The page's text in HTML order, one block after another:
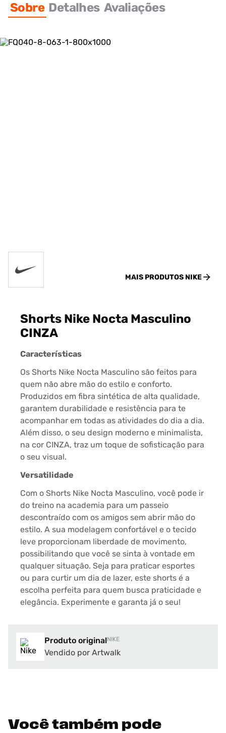
Sobre Detalhes Avaliações
MAIS PRODUTOS NIKE
Shorts Nike Nocta Masculino
CINZA
Características
Os Shorts Nike Nocta Masculino são feitos para
quem não abre mão do estilo e conforto.
Produzidos em fibra sintética de alta qualidade,
garantem durabilidade e resistência para te
acompanhar em todas as atividades do dia a dia.
Além disso, o seu design moderno e minimalista,
na cor CINZA, traz um toque de sofisticação para
o seu visual.
Versatilidade
Com o Shorts Nike Nocta Masculino, você pode ir
do treino na academia para um passeio
descontraído com os amigos sem abrir mão do
estilo. A sua modelagem confortável e o tecido
leve proporcionam liberdade de movimento,
possibilitando que você se sinta à vontade em
qualquer situação. Seja para praticar esportes
ou para curtir um dia de lazer, este shorts é a
escolha perfeita para quem busca praticidade e
elegância. Experimente e garanta já o seu!
Produto originalNIKE
Vendido por Artwalk
Você também pode